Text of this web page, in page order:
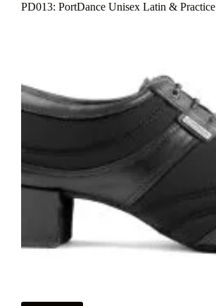
PD013: PortDance Unisex Latin & Practice